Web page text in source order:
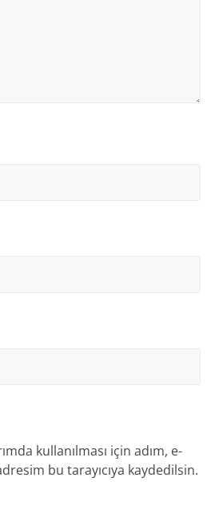
kullanılması için adım, e-
bu tarayıcıya kaydedilsin.